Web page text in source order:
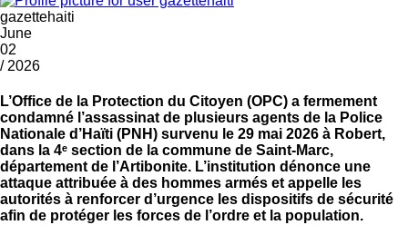
gazettehaiti
June
02
/ 2026
L’Office de la Protection du Citoyen (OPC) a fermement
condamné l’assassinat de plusieurs agents de la Police
Nationale d’Haïti (PNH) survenu le 29 mai 2026 à Robert,
dans la 4ᵉ section de la commune de Saint-Marc,
département de l’Artibonite. L’institution dénonce une
attaque attribuée à des hommes armés et appelle les
autorités à renforcer d’urgence les dispositifs de sécurité
afin de protéger les forces de l’ordre et la population.